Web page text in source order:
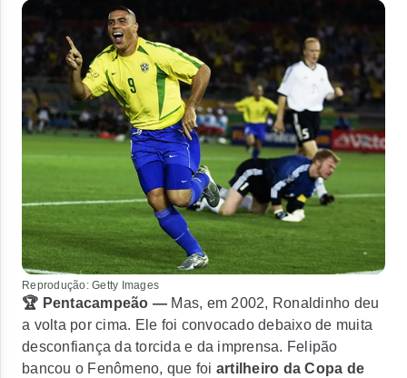
Reprodução: Getty Images
🏆 Pentacampeão — Mas, em 2002, Ronaldinho deu
a volta por cima. Ele foi convocado debaixo de muita
desconfiança da torcida e da imprensa. Felipão
bancou o Fenômeno, que foi artilheiro da Copa de